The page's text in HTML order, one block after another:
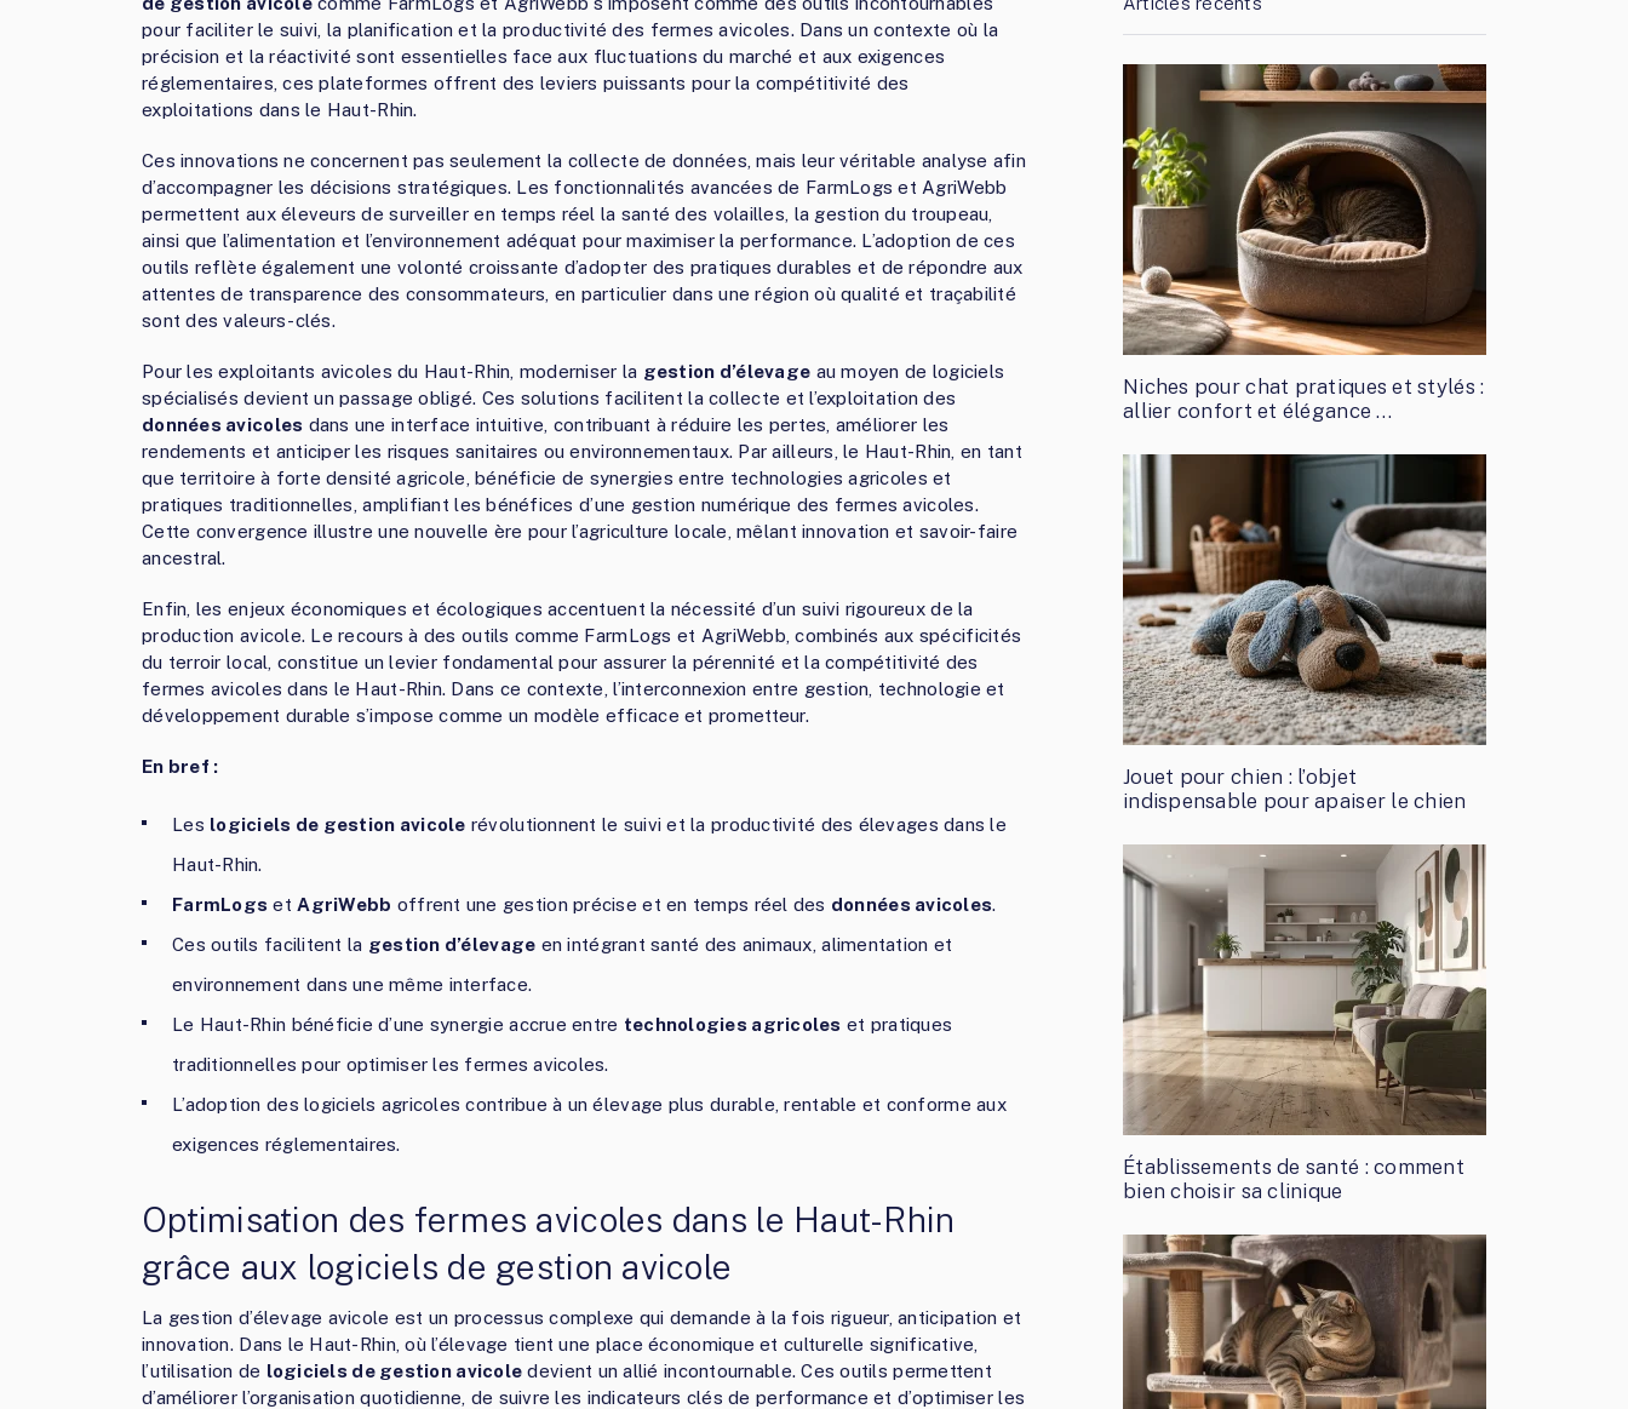
pour faciliter le suivi, la planification et la productivité des fermes avicoles. Dans un contexte où la
précision et la réactivité sont essentielles face aux fluctuations du marché et aux exigences
réglementaires, ces plateformes offrent des leviers puissants pour la compétitivité des
exploitations dans le Haut-Rhin.
Ces innovations ne concernent pas seulement la collecte de données, mais leur véritable analyse afin
d’accompagner les décisions stratégiques. Les fonctionnalités avancées de FarmLogs et AgriWebb
permettent aux éleveurs de surveiller en temps réel la santé des volailles, la gestion du troupeau,
ainsi que l’alimentation et l’environnement adéquat pour maximiser la performance. L’adoption de ces
outils reflète également une volonté croissante d’adopter des pratiques durables et de répondre aux
attentes de transparence des consommateurs, en particulier dans une région où qualité et traçabilité
sont des valeurs-clés.
Pour les exploitants avicoles du Haut-Rhin, moderniser la gestion d’élevage au moyen de logiciels
spécialisés devient un passage obligé. Ces solutions facilitent la collecte et l’exploitation des
données avicoles dans une interface intuitive, contribuant à réduire les pertes, améliorer les
rendements et anticiper les risques sanitaires ou environnementaux. Par ailleurs, le Haut-Rhin, en tant
que territoire à forte densité agricole, bénéficie de synergies entre technologies agricoles et
pratiques traditionnelles, amplifiant les bénéfices d’une gestion numérique des fermes avicoles.
Cette convergence illustre une nouvelle ère pour l’agriculture locale, mêlant innovation et savoir-faire
ancestral.
Enfin, les enjeux économiques et écologiques accentuent la nécessité d’un suivi rigoureux de la
production avicole. Le recours à des outils comme FarmLogs et AgriWebb, combinés aux spécificités
du terroir local, constitue un levier fondamental pour assurer la pérennité et la compétitivité des
fermes avicoles dans le Haut-Rhin. Dans ce contexte, l’interconnexion entre gestion, technologie et
développement durable s’impose comme un modèle efficace et prometteur.
En bref :
Les logiciels de gestion avicole révolutionnent le suivi et la productivité des élevages dans le
Haut-Rhin.
FarmLogs etAgriWebb offrent une gestion précise et en temps réel des données avicoles.
Ces outils facilitent la gestion d’élevage en intégrant santé des animaux, alimentation et
environnement dans une même interface.
Le Haut-Rhin bénéficie d’une synergie accrue entre technologies agricoles et pratiques
traditionnelles pour optimiser les fermes avicoles.
L’adoption des logiciels agricoles contribue à un élevage plus durable, rentable et conforme aux
exigences réglementaires.
Optimisation des fermes avicoles dans le Haut-Rhin
grâce aux logiciels de gestion avicole
La gestion d’élevage avicole est un processus complexe qui demande à la fois rigueur, anticipation et
innovation. Dans le Haut-Rhin, où l’élevage tient une place économique et culturelle significative,
l’utilisation de logiciels de gestion avicole devient un allié incontournable. Ces outils permettent
d’améliorer l’organisation quotidienne, de suivre les indicateurs clés de performance et d’optimiser les
Niches pour chat pratiques et stylés :
allier confort et élégance …
Jouet pour chien : l’objet
indispensable pour apaiser le chien
Établissements de santé : comment
bien choisir sa clinique